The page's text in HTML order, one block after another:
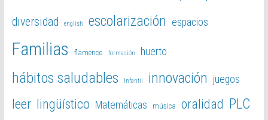
diversidad english escolarización espacios
Familias flamenco formación huerto
hábitos saludables Infantil innovación juegos
leer lingüístico Matemáticas música oralidad PLC